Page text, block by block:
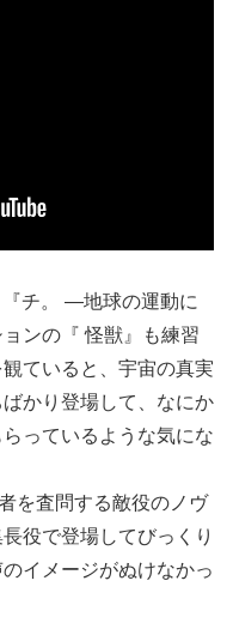
チ。 ―地球の運動に
ンの『 怪獣』も練習
ていると、宇宙の真実
かり登場して、なにか
っているような気にな
を査問する敵役のノヴ
役で登場してびっくり
イメージがぬけなかっ